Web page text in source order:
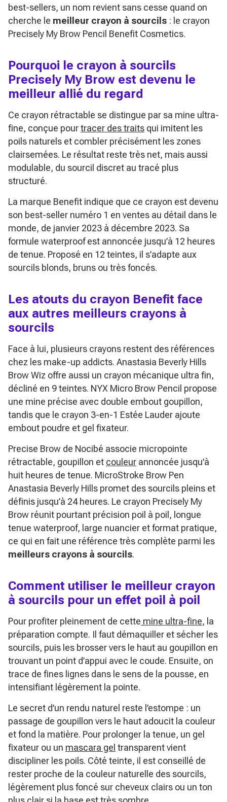
best-sellers, un nom revient sans cesse quand on
cherche le meilleur crayon à sourcils : le crayon
Precisely My Brow Pencil Benefit Cosmetics.
Pourquoi le crayon à sourcils
Precisely My Brow est devenu le
meilleur allié du regard
Ce crayon rétractable se distingue par sa mine ultra-
fine, conçue pourtracer des traits qui imitent les
poils naturels et combler précisément les zones
clairsemées. Le résultat reste très net, mais aussi
modulable, du sourcil discret au tracé plus
structuré.
La marque Benefit indique que ce crayon est devenu
son best-seller numéro 1 en ventes au détail dans le
monde, de janvier 2023 à décembre 2023. Sa
formule waterproof est annoncée jusqu’à 12 heures
de tenue. Proposé en 12 teintes, il s’adapte aux
sourcils blonds, bruns ou très foncés.
Les atouts du crayon Benefit face
aux autres meilleurs crayons à
sourcils
Face à lui, plusieurs crayons restent des références
chez les make-up addicts. Anastasia Beverly Hills
Brow Wiz offre aussi un crayon mécanique ultra fin,
décliné en 9 teintes. NYX Micro Brow Pencil propose
une mine précise avec double embout goupillon,
tandis que le crayon 3-en-1 Estée Lauder ajoute
embout poudre et gel fixateur.
Precise Brow de Nocibé associe micropointe
rétractable, goupillon et couleur annoncée jusqu’à
huit heures de tenue. MicroStroke Brow Pen
Anastasia Beverly Hills promet des sourcils pleins et
définis jusqu’à 24 heures. Le crayon Precisely My
Brow réunit pourtant précision poil à poil, longue
tenue waterproof, large nuancier et format pratique,
ce qui en fait une référence très complète parmi les
meilleurs crayons à sourcils.
Comment utiliser le meilleur crayon
à sourcils pour un effet poil à poil
Pour profiter pleinement de cette mine ultra-fine, la
préparation compte. Il faut démaquiller et sécher les
sourcils, puis les brosser vers le haut au goupillon en
trouvant un point d’appui avec le coude. Ensuite, on
trace de fines lignes dans le sens de la pousse, en
intensifiant légèrement la pointe.
Le secret d’un rendu naturel reste l’estompe : un
passage de goupillon vers le haut adoucit la couleur
et fond la matière. Pour prolonger la tenue, un gel
fixateur ou un mascara gel transparent vient
discipliner les poils. Côté teinte, il est conseillé de
rester proche de la couleur naturelle des sourcils,
légèrement plus foncé sur cheveux clairs ou un ton